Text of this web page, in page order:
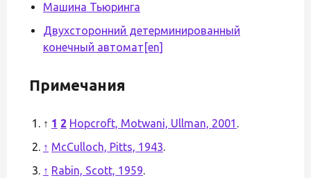
Машина Тьюринга
Двухсторонний детерминированный
конечный автомат [en]
Примечания
↑ 1 2 Hopcroft, Motwani, Ullman, 2001 .
↑ McCulloch, Pitts, 1943.
↑ Rabin, Scott, 1959.